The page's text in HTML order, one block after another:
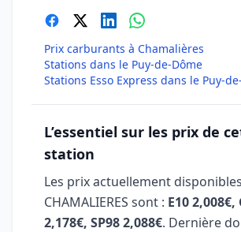
Prix carburants à Chamalières
Stations dans le Puy-de-Dôme
Stations Esso Express dans le Puy-
L’essentiel sur les prix de
station
Les prix actuellement disponibles
CHAMALIERES sont : E10
2,178€, SP98 2,088€. Dernière